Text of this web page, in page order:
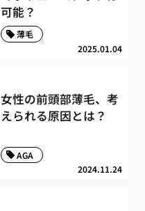
可能？
2025.01.04
薄毛
女性の前頭部薄毛、考
えられる原因とは？
2024.11.24
AGA